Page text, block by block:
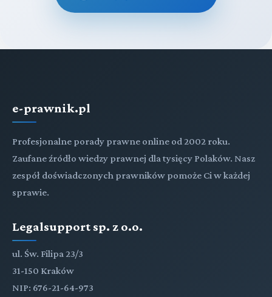
e-prawnik.pl
Profesjonalne porady prawne online od 2002 roku.
Zaufane źródło wiedzy prawnej dla tysięcy Polaków. Nasz
zespół doświadczonych prawników pomoże Ci w każdej
sprawie.
Legalsupport sp. z o.o.
ul. Św. Filipa 23/3
31-150 Kraków
NIP: 676-21-64-973